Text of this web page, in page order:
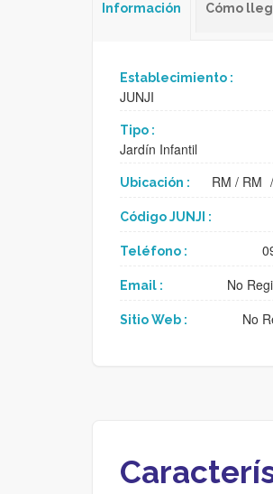
Información Cómo
Establecimiento :
JUNJI
Tipo :
Jardín Infantil
Ubicación : RM / RM /
Código JUNJI :
Teléfono :
Email : No
Sitio Web : No